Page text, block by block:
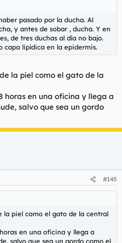
pasado por la ducha. Al
y antes de sobar , ducha. Y en
de tres duchas al día no bajo.
capa lipídica en la epidermis.
la piel como el gato de la
horas en una oficina y llega a
salvo que sea un gordo
#145
la piel como el gato de la central
en una oficina y llega a
salvo que sea un gordo como el